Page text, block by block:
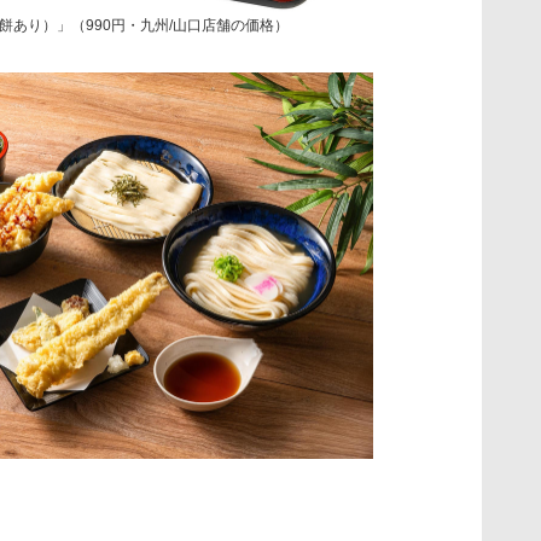
あり）」（990円・九州/山口店舗の価格）